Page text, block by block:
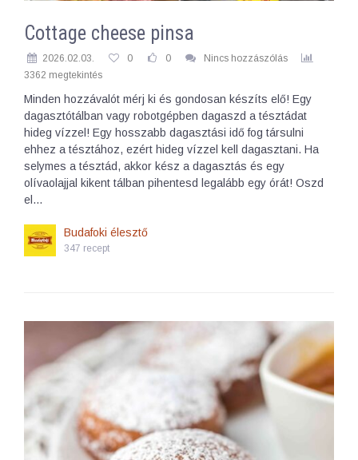
Cottage cheese pinsa
2026.02.03. 0 0
Nincs hozzászólás
3362 megtekintés
Minden hozzávalót mérj ki és gondosan készíts elő! Egy
dagasztótálban vagy robotgépben dagaszd a tésztádat
hideg vízzel! Egy hosszabb dagasztási idő fog társulni
ehhez a tésztához, ezért hideg vízzel kell dagasztani. Ha
selymes a tésztád, akkor kész a dagasztás és egy
olívaolajjal kikent tálban pihentesd legalább egy órát! Oszd
el…
Budafoki élesztő
347 recept